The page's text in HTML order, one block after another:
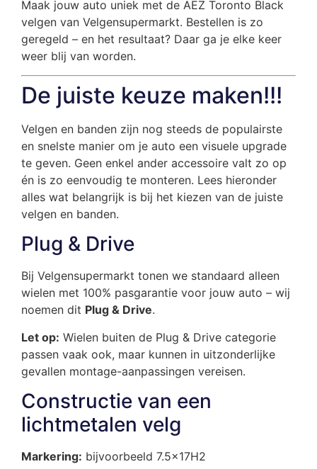
Maak jouw auto uniek met de AEZ Toronto Black
velgen van Velgensupermarkt. Bestellen is zo
geregeld – en het resultaat? Daar ga je elke keer
weer blij van worden.
De juiste keuze maken!!!
Velgen en banden zijn nog steeds de populairste
en snelste manier om je auto een visuele upgrade
te geven. Geen enkel ander accessoire valt zo op
én is zo eenvoudig te monteren. Lees hieronder
alles wat belangrijk is bij het kiezen van de juiste
velgen en banden.
Plug & Drive
Bij Velgensupermarkt tonen we standaard alleen
wielen met 100% pasgarantie voor jouw auto – wij
noemen dit Plug & Drive.
Let op: Wielen buiten de Plug & Drive categorie
passen vaak ook, maar kunnen in uitzonderlijke
gevallen montage-aanpassingen vereisen.
Constructie van een
lichtmetalen velg
Markering: bijvoorbeeld 7.5x17H2